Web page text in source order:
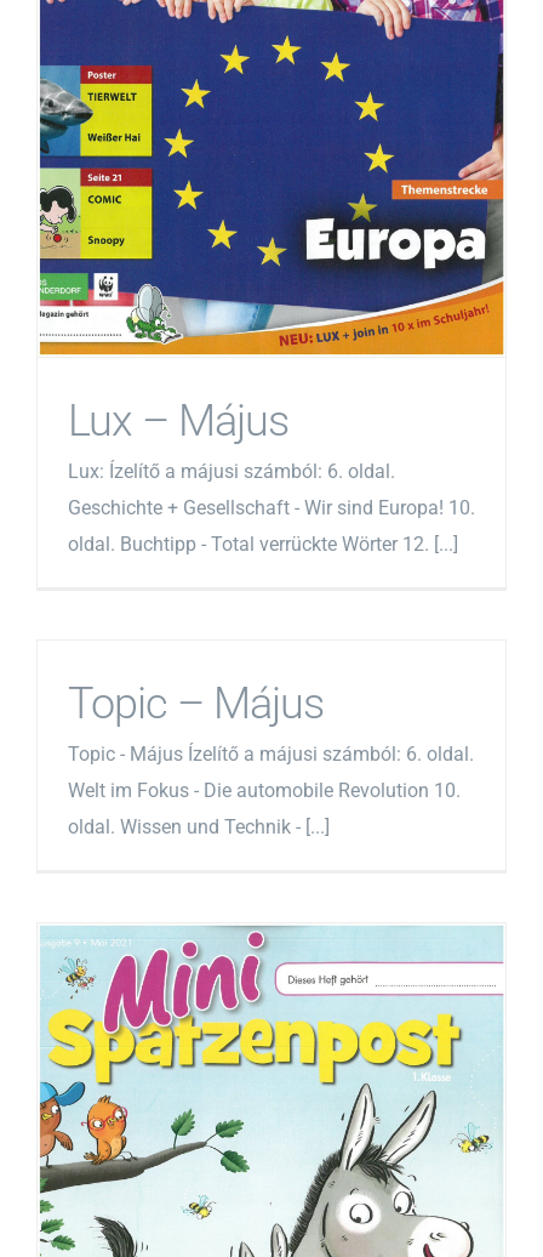
Lux – Május
Lux: Ízelítő a májusi számból: 6. oldal.
Geschichte + Gesellschaft - Wir sind Europa! 10.
oldal. Buchtipp - Total verrückte Wörter 12. [...]
Topic – Május
Topic - Május Ízelítő a májusi számból: 6. oldal.
Welt im Fokus - Die automobile Revolution 10.
oldal. Wissen und Technik - [...]